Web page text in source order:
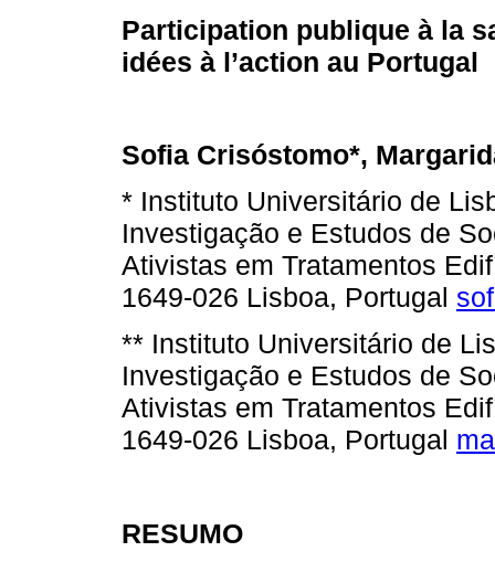
Participation publique à la
idées à l’action au Portugal
Sofia Crisóstomo*,
* Instituto Universitário de
Investigação e Estudos de
Ativistas em Tratamentos
1649-026 Lisboa, Portugal
** Instituto Universitário de
Investigação e Estudos de
Ativistas em Tratamentos
1649-026 Lisboa, Portugal
RESUMO